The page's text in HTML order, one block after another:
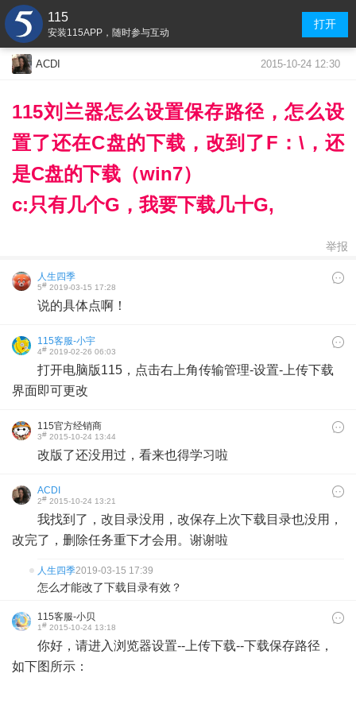
115
安装115APP，随时参与互动
打开
ACDI 2015-10-24 12:30
115刘兰器怎么设置保存路径，怎么设
置了还在C盘的下载，改到了F：\，还
是C盘的下载（win7）
c:只有几个G，我要下载几十G,
举报
人生四季
5# 2019-03-15 17:28
说的具体点啊！
115客服-小宇
4# 2019-02-26 06:03
打开电脑版115，点击右上角传输管理-设置-上传下载
界面即可更改
115官方经销商
3# 2015-10-24 13:44
改版了还没用过，看来也得学习啦
ACDI
2# 2015-10-24 13:21
我找到了，改目录没用，改保存上次下载目录也没用，
改完了，删除任务重下才会用。谢谢啦
人生四季2019-03-15 17:39
怎么才能改了下载目录有效？
115客服-小贝
1# 2015-10-24 13:18
你好，请进入浏览器设置--上传下载--下载保存路径，
如下图所示：